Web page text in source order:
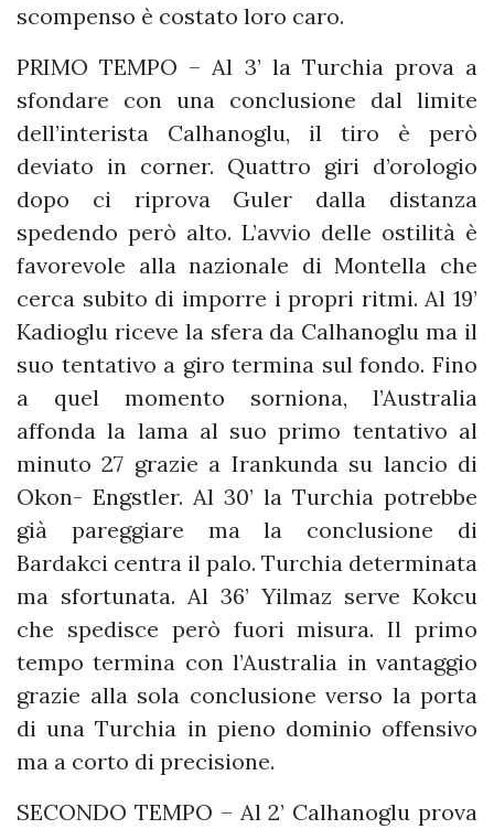
scompenso è costato loro caro.
PRIMO TEMPO – Al 3’ la Turchia prova a
sfondare con una conclusione dal limite
dell’interista Calhanoglu, il tiro è però
deviato in corner. Quattro giri d’orologio
dopo ci riprova Guler dalla distanza
spedendo però alto. L’avvio delle ostilità è
favorevole alla nazionale di Montella che
cerca subito di imporre i propri ritmi. Al 19’
Kadioglu riceve la sfera da Calhanoglu ma il
suo tentativo a giro termina sul fondo. Fino
a quel momento sorniona, l’Australia
affonda la lama al suo primo tentativo al
minuto 27 grazie a Irankunda su lancio di
Okon- Engstler. Al 30’ la Turchia potrebbe
già pareggiare ma la conclusione di
Bardakci centra il palo. Turchia determinata
ma sfortunata. Al 36’ Yilmaz serve Kokcu
che spedisce però fuori misura. Il primo
tempo termina con l’Australia in vantaggio
grazie alla sola conclusione verso la porta
di una Turchia in pieno dominio offensivo
ma a corto di precisione.
SECONDO TEMPO – Al 2’ Calhanoglu prova